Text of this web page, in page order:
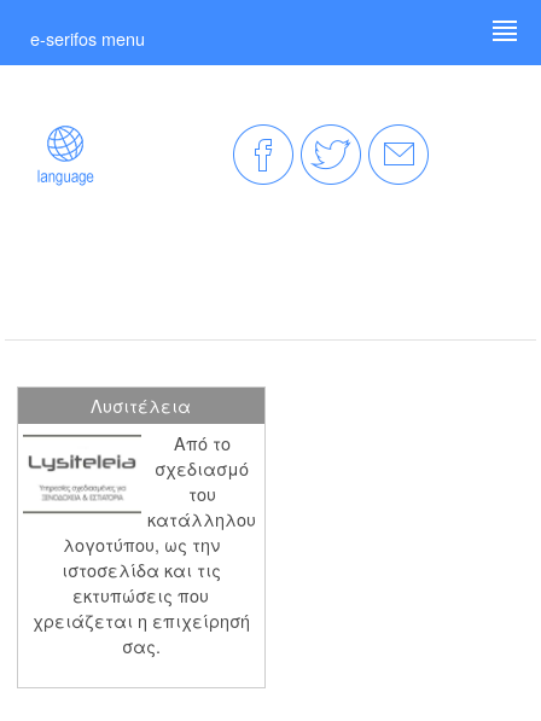
e-serifos menu
Λυσιτέλεια
Από το
σχεδιασμό
του
κατάλληλου
λογοτύπου, ως την
ιστοσελίδα και τις
εκτυπώσεις που
χρειάζεται η επιχείρησή
σας.